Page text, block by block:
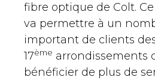
fibre optique de Colt.
va permettre à un
important de clients
17ème arrondissements
bénéficier de plus de